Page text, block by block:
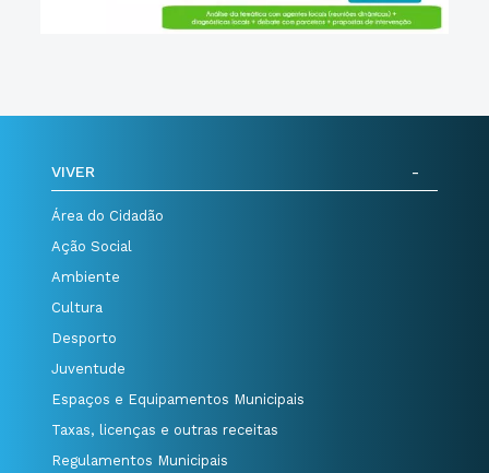
VIVER
Área do Cidadão
Ação Social
Ambiente
Cultura
Desporto
Juventude
Espaços e Equipamentos Municipais
Taxas, licenças e outras receitas
Regulamentos Municipais